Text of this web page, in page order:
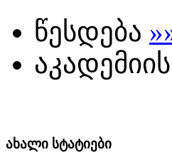
წესდება
ახალი სტატიები